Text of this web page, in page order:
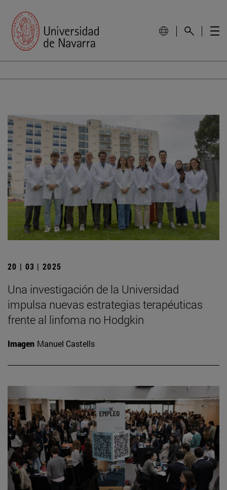
20 | 03 | 2025
Una investigación de la Universidad
impulsa nuevas estrategias terapéuticas
frente al linfoma no Hodgkin
Imagen Manuel Castells